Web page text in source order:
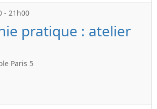
- 21h00
pratique : atelier
Paris 5